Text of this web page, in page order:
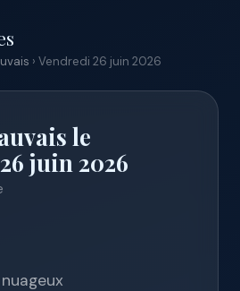
› Vendredi 26 juin 2026
le
juin 2026